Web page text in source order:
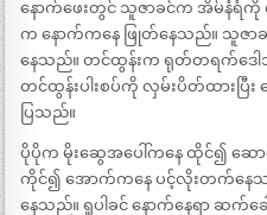
နောက်ဖေးတွင် သူဇာခင်က အိမ်နံ
က နောက်ကနေ ဖြုတ်နေသည်။ သူဇာ
နေသည်။ တင်ထွန်းက ရုတ်တရက်ဒေါ
တင်ထွန်းပါးစပ်ကို လှမ်းပိတ်ထားပြီ
ပြသည်။
ပိုပိုက မိုးဆွေအပေါ်ကနေ ထိုင်၍ ဆေ
ကိုင်၍ အောက်ကနေ ပင့်လိုးတက်နေသ
နေသည်။ ရူပါခင် နောက်နေရာ ဆက်